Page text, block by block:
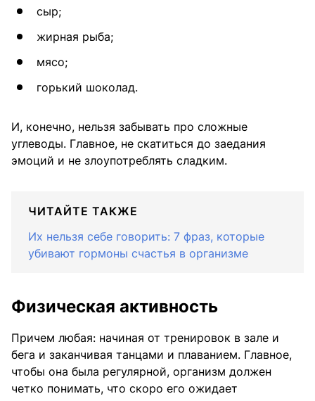
сыр;
жирная рыба;
мясо;
горький шоколад.
И, конечно, нельзя забывать про сложные
углеводы. Главное, не скатиться до заедания
эмоций и не злоупотреблять сладким.
ЧИТАЙТЕ ТАКЖЕ
Их нельзя себе говорить: 7 фраз, которые
убивают гормоны счастья в организме
Физическая активность
Причем любая: начиная от тренировок в зале и
бега и заканчивая танцами и плаванием. Главное,
чтобы она была регулярной, организм должен
четко понимать, что скоро его ожидает